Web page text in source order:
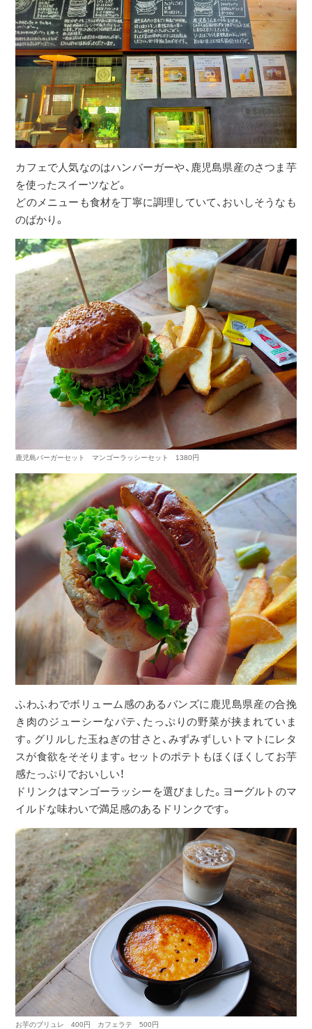
カフェで人気なのはハンバーガーや、鹿児島県産のさつま芋
を使ったスイーツなど。
どのメニューも食材を丁寧に調理していて、おいしそうなも
のばかり。
鹿児島バーガーセット マンゴーラッシーセット 1380円
ふわふわでボリューム感のあるバンズに鹿児島県産の合挽
き肉のジューシーなパテ、たっぷりの野菜が挟まれていま
す。グリルした玉ねぎの甘さと、みずみずしいトマトにレタ
スが食欲をそそります。セットのポテトもほくほくしてお芋
感たっぷりでおいしい！
ドリンクはマンゴーラッシーを選びました。ヨーグルトのマ
イルドな味わいで満足感のあるドリンクです。
お芋のブリュレ 400円 カフェラテ 500円